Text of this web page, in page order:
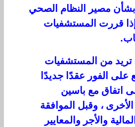
مصير النظام الصحي
قررت المستشفيات
وقالت إن HIO تريد من المستشفيات
على الفور عقدًا جديدًا
اتفاق مع باسين
، وقبل الموافقة
والأجر والمعايير